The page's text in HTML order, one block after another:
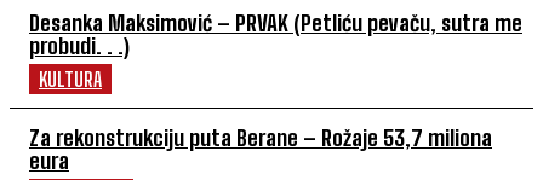
Desanka Maksimović – PRVAK (Petliću pevaču, sutra me
probudi. . .)
KULTURA
Za rekonstrukciju puta Berane – Rožaje 53,7 miliona
eura